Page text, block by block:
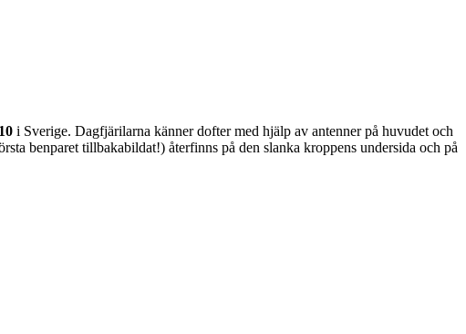
i Sverige. Dagfjärilarna känner dofter med hjälp av antenner på huvudet och
benparet tillbakabildat!) återfinns på den slanka kroppens undersida och på